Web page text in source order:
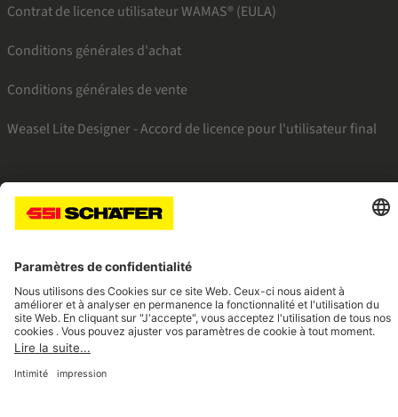
Contrat de licence utilisateur WAMAS® (EULA)
Conditions générales d'achat
Conditions générales de vente
Weasel Lite Designer - Accord de licence pour l'utilisateur final
SSI facebookSSI youtubeSSI linkedin
Navigate to home page